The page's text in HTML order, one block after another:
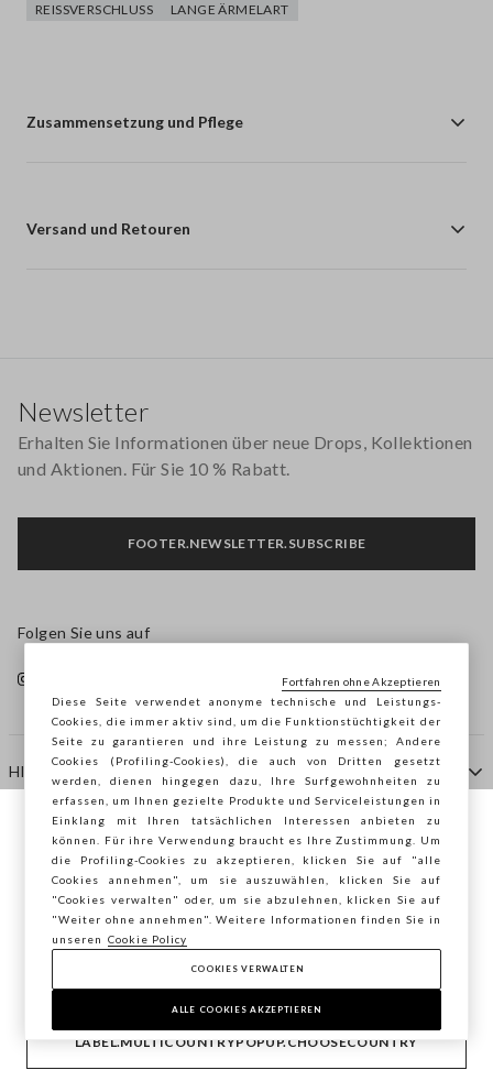
REISSVERSCHLUSS
LANGE ÄRMELART
Zusammensetzung und Pflege
Versand und Retouren
HILFE
AGENTUR
KONTAKTE
Newsletter
Erhalten Sie Informationen über neue Drops, Kollektionen
und Aktionen. Für Sie 10 % Rabatt.
FOOTER.NEWSLETTER.SUBSCRIBE
Folgen Sie uns auf
Copyright © Ovs S.p.A. MwSt.-Nr. 04240010274 - Kap.
Kap. 290.923.470 -2.4.0
Sie surfen auf der Seite von STEFANEL
Deutschland, möchten Sie Ihren Standort
speichern?
BESTÄTIGEN
LABEL.MULTICOUNTRYPOPUP.CHOOSECOUNTRY
footer.item.country Deutschland
Diese Seite verwendet anonyme technische und Leistungs-
Cookies, die immer aktiv sind, um die Funktionstüchtigkeit der
Seite zu garantieren und ihre Leistung zu messen; Andere
Cookies (Profiling-Cookies), die auch von Dritten gesetzt
werden, dienen hingegen dazu, Ihre Surfgewohnheiten zu
erfassen, um Ihnen gezielte Produkte und Serviceleistungen in
Einklang mit Ihren tatsächlichen Interessen anbieten zu
können. Für ihre Verwendung braucht es Ihre Zustimmung. Um
die Profiling-Cookies zu akzeptieren, klicken Sie auf "alle
Cookies annehmen", um sie auszuwählen, klicken Sie auf
"Cookies verwalten" oder, um sie abzulehnen, klicken Sie auf
"Weiter ohne annehmen". Weitere Informationen finden Sie in
unseren
Cookie Policy
COOKIES VERWALTEN
ALLE COOKIES AKZEPTIEREN
Fortfahren ohne Akzeptieren